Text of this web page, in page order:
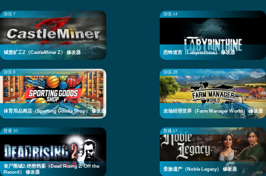
加强 7
城堡矿工Z（CastleMiner Z） 修改器
加强 14
恐怖迷宫（Labyrinthine） 修改器
加强 8
体育用品商店（Sporting Goods Shop） 修改器
加强 28
农场经理世界（Farm Manager World） 修改器
普通 10
丧尸围城2:绝密档案（Dead Rising 2: Off the
Record） 修改器
普通 17
贵族遗产（Noble Legacy） 修改器